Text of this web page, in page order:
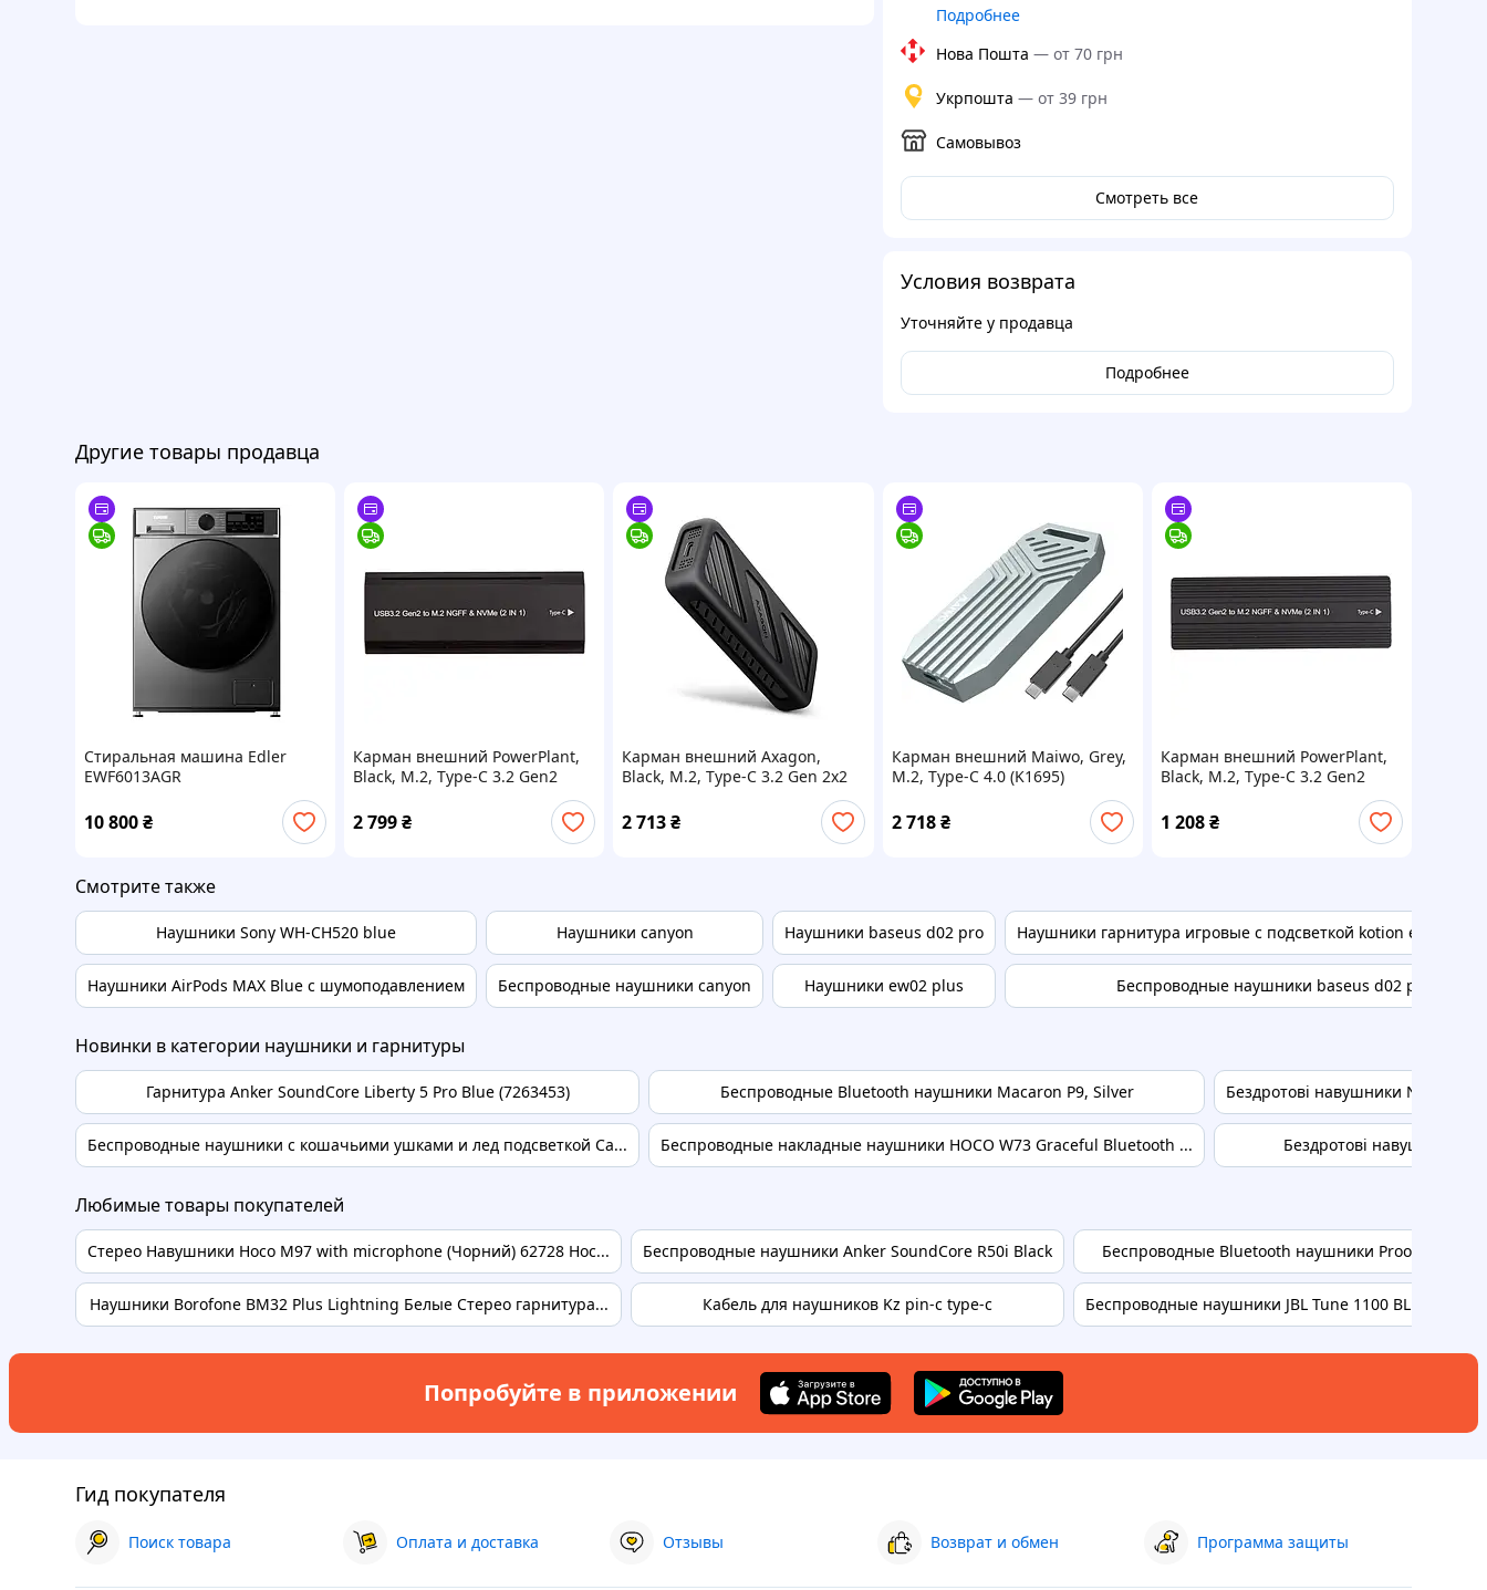
Подробнее
Нова Пошта — от 70 грн
Укрпошта — от 39 грн
Самовывоз
Смотреть все
Условия возврата
Уточняйте у продавца
Подробнее
Другие товары продавца
Стиральная машина Edler
EWF6013AGR
10 800₴
Карман внешний PowerPlant,
Black, M.2, Type-C 3.2 Gen2
2 799₴
Карман внешний Axagon,
Black, M.2, Type-C 3.2 Gen 2x2
2 713₴
Карман внешний Maiwo, Grey,
M.2, Type-C 4.0 (K1695)
2 718 ₴
Карман внешний PowerPlant,
Black, M.2, Type-C 3.2 Gen2
1 208₴
Смотрите также
Наушники Sony WH-CH520 blue
Наушники AirPods MAX Blue с шумоподавлением
Наушники canyon
Беспроводные наушники canyon
Наушники baseus d02 pro
Наушники ew02 plus
Наушники гарнитура игровые с подсветкой kotion each
Беспроводные наушники baseus d02 pro
Новинки в категории наушники и гарнитуры
Гарнитура Anker SoundСore Liberty 5 Pro Blue (7263453)
Беспроводные наушники с кошачьими ушками и лед подсветкой Ca...
Беспроводные Bluetooth наушники Macaron P9, Silver
Беспроводные накладные наушники HOCO W73 Graceful Bluetooth ...
Бездротові навушники Nia
Бездротові навушники
Любимые товары покупателей
Стерео Навушники Hoco M97 with microphone (Чорний) 62728 Hoc...
Наушники Borofone BM32 Plus Lightning Белые Стерео гарнитура...
Беспроводные наушники Anker SoundCore R50i Black
Кабель для наушников Kz pin-c type-c
Беспроводные Bluetooth наушники Proove 70's
Беспроводные наушники JBL Tune 1100 BLUE
Попробуйте в приложении
Гид покупателя
Поиск товара Оплата и доставка Отзывы Возврат и обмен Программа защиты